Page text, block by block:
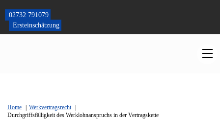
content
02732 791079
Ersteinschätzung
Home
Werkvertragsrecht
Durchgriffsfälligkeit des Werklohnanspruchs in der Vertragskette